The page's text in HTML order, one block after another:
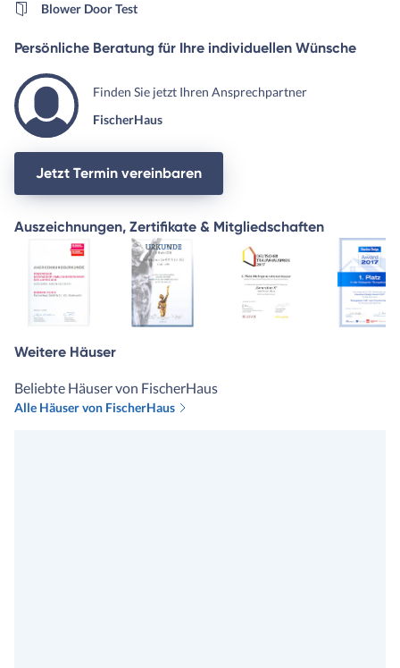
Blower Door Test
Persönliche Beratung für Ihre individuellen Wünsche
Finden Sie jetzt Ihren Ansprechpartner
FischerHaus
Jetzt Termin vereinbaren
Auszeichnungen, Zertifikate & Mitgliedschaften
Weitere Häuser
Beliebte Häuser von FischerHaus
Alle Häuser von FischerHaus